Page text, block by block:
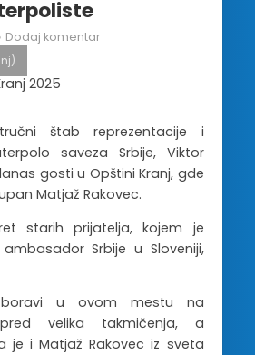
Dodaj komentar
štab reprezentacije i
saveza Srbije, Viktor
gosti u Opštini Kranj, gde
Matjaž Rakovec.
starih prijatelja, kojem je
Srbije u Sloveniji,
u ovom mestu na
velika takmičenja, a
je i Matjaž Rakovec iz sveta